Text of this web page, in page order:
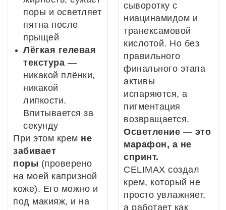
поры и осветляет
пятна после
прыщей
Лёгкая гелевая
текстура —
никакой плёнки,
никакой
липкости.
Впитывается за
секунду
При этом крем не
забивает
поры (проверено
на моей капризной
коже). Его можно и
под макияж, и на
сыворотку с
ниацинамидом и
транексамовой
кислотой. Но без
правильного
финального этапа
активы
испаряются, а
пигментация
возвращается.
Осветление — это
марафон, а не
спринт.
CELIMAX создал
крем, который не
просто увлажняет,
а работает как